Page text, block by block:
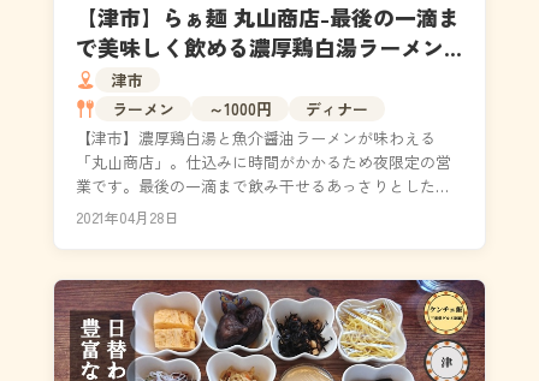
【津市】らぁ麺 丸山商店-最後の一滴ま
で美味しく飲める濃厚鶏白湯ラーメン
【メニュー・営業時間】
津市
ラーメン
～1000円
ディナー
【津市】濃厚鶏白湯と魚介醤油ラーメンが味わえる
「丸山商店」。仕込みに時間がかかるため夜限定の営
業です。最後の一滴まで飲み干せるあっさりとした鶏
白湯スープで、男性は替え玉必須！メニュー・アクセ
2021年04月28日